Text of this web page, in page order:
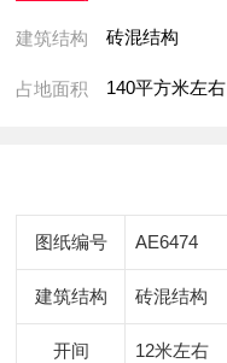
建筑结构 砖混结构
占地面积 140平方米左右
图纸编号 AE6474
建筑结构 砖混结构
开间 12米左右